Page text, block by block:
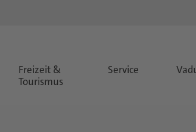
Freizeit &
Tourismus
Service